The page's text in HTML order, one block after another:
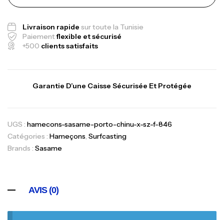
Livraison rapide sur toute la Tunisie
Paiementflexible et sécurisé
+500 clients satisfaits
Garantie D’une Caisse Sécurisée Et Protégée
UGS : hamecons-sasame-porto-chinu-x-sz-f-846
Catégories : Hameçons, Surfcasting
Brands : Sasame
AVIS (0)